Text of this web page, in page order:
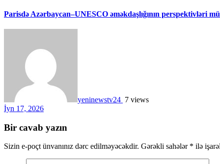
Parisdə Azərbaycan–UNESCO əməkdaşlığının perspektivləri
yeninewstv24 7 views
İyn 17, 2026
Bir cavab yazın
Sizin e-poçt ünvanınız dərc edilməyəcəkdir. Gərəkli sahələr * ilə